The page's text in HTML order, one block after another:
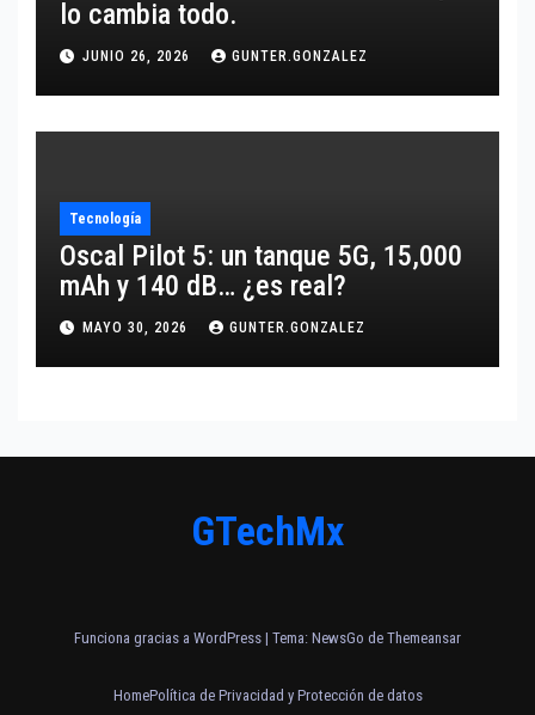
lo cambia todo.
JUNIO 26, 2026 GUNTER.GONZALEZ
Tecnología
Oscal Pilot 5: un tanque 5G, 15,000
mAh y 140 dB… ¿es real?
MAYO 30, 2026 GUNTER.GONZALEZ
GTechMx
Funciona gracias a WordPress | Tema: NewsGo de Themeansar
HomePolítica de Privacidad y Protección de datos